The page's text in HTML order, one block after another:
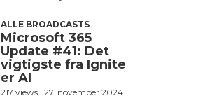
ALLE BROADCASTS
Microsoft 365
Update #41: Det
vigtigste fra Ignite
er AI
217 views 27. november 2024